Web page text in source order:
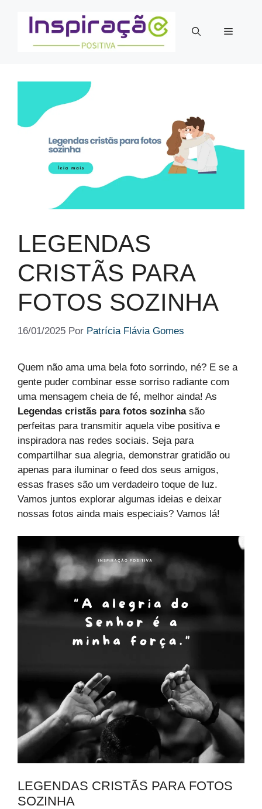
Menu
LEGENDAS
CRISTÃS PARA
FOTOS SOZINHA
16/01/2025 Por Patrícia Flávia Gomes
Quem não ama uma bela foto sorrindo, né? E se a
gente puder combinar esse sorriso radiante com
uma mensagem cheia de fé, melhor ainda! As
Legendas cristãs para fotos sozinha são
perfeitas para transmitir aquela vibe positiva e
inspiradora nas redes sociais. Seja para
compartilhar sua alegria, demonstrar gratidão ou
apenas para iluminar o feed dos seus amigos,
essas frases são um verdadeiro toque de luz.
Vamos juntos explorar algumas ideias e deixar
nossas fotos ainda mais especiais? Vamos lá!
LEGENDAS CRISTÃS PARA FOTOS
SOZINHA